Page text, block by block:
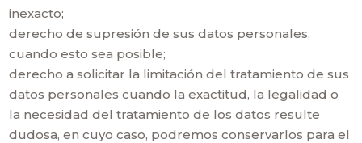
inexacto;
derecho de supresión de sus datos personales,
cuando esto sea posible;
derecho a solicitar la limitación del tratamiento de sus
datos personales cuando la exactitud, la legalidad o
la necesidad del tratamiento de los datos resulte
dudosa, en cuyo caso, podremos conservarlos para el